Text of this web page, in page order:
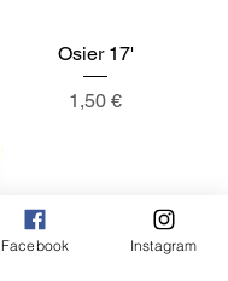
Osier 17'
Prix
1,50 €
Facebook Instagram